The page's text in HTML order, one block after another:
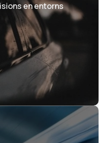
en entorns